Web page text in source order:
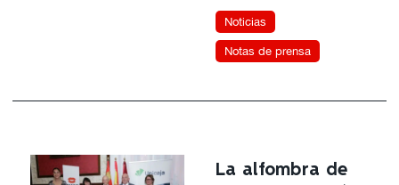
Noticias
Notas de prensa
La alfombra de